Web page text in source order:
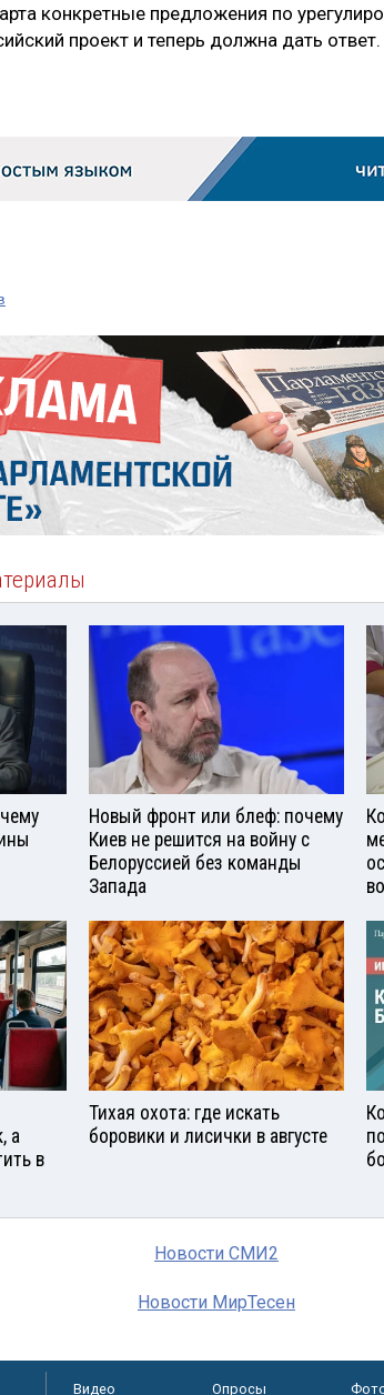
конкретные предложения по
проект и теперь должна дать ответ.
Новый фронт или блеф: почему
Киев не решится на войну с
Белоруссией без команды
Запада
а
в
Тихая охота: где искать
боровики и лисички в августе
Новости СМИ2
Новости МирТесен
Видео Опросы